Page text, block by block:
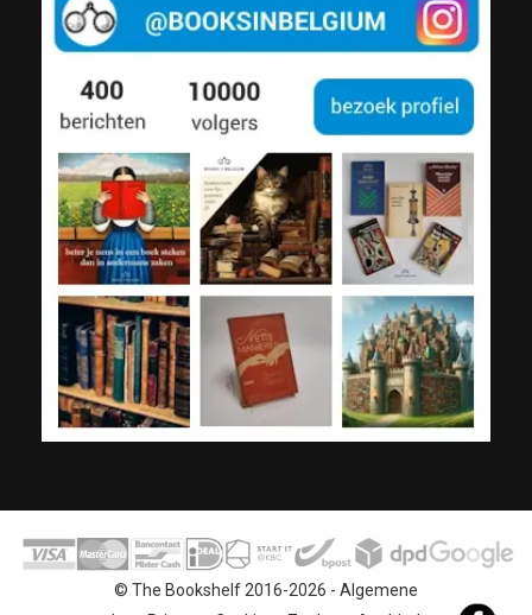
© The Bookshelf 2016-2026 - Algemene